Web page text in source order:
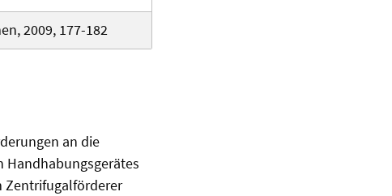
2009, 177-182
an die
Zentrifugalförderer